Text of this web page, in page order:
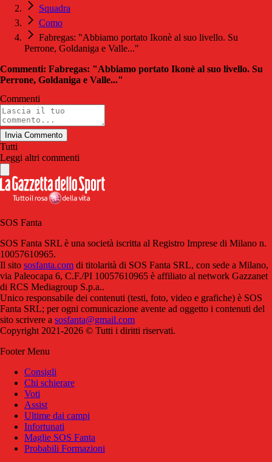
Squadra
Como
Fabregas: "Abbiamo portato Ikonè al suo livello. Su
Perrone, Goldaniga e Valle..."
Commenti: Fabregas: "Abbiamo portato Ikonè al suo livello. Su
Perrone, Goldaniga e Valle..."
Commenti
Invia Commento
Tutti
Leggi altri commenti
SOS Fanta
SOS Fanta SRL è una società iscritta al Registro Imprese di Milano n.
10057610965.
Il sito sosfanta.com di titolarità di SOS Fanta SRL, con sede a Milano,
via Paleocapa 6, C.F./PI 10057610965 è affiliato al network Gazzanet
di RCS Mediagroup S.p.a..
Unico responsabile dei contenuti (testi, foto, video e grafiche) è SOS
Fanta SRL; per ogni comunicazione avente ad oggetto i contenuti del
sito scrivere a sosfanta@gmail.com
Copyright 2021-2026 © Tutti i diritti riservati.
Footer Menu
Consigli
Chi schierare
Voti
Assist
Ultime dai campi
Infortunati
Maglie SOS Fanta
Probabili Formazioni